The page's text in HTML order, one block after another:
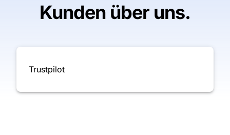
Kunden über uns.
Trustpilot